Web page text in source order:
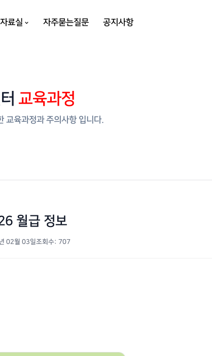
료실 자주묻는질문 공지사항
교육과정
교육과정과 주의사항 입니다.
월급 정보
02월 03일조회수: 707